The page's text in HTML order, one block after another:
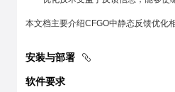
本文档主要介绍CFGO中静态反馈优化
安装与部署
软件要求